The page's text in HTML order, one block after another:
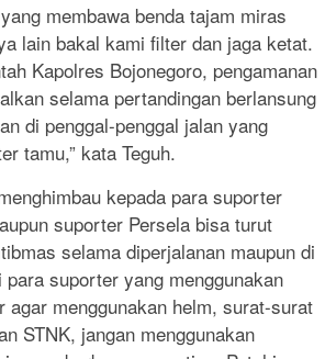
membawa benda tajam miras
lain bakal kami filter dan jaga ketat.
Kapolres Bojonegoro, pengamanan
selama pertandingan berlansung
di penggal-penggal jalan yang
tamu,” kata Teguh.
kepada para suporter
suporter Persela bisa turut
selama diperjalanan maupun di
suporter yang menggunakan
agar menggunakan helm, surat-surat
STNK, jangan menggunakan